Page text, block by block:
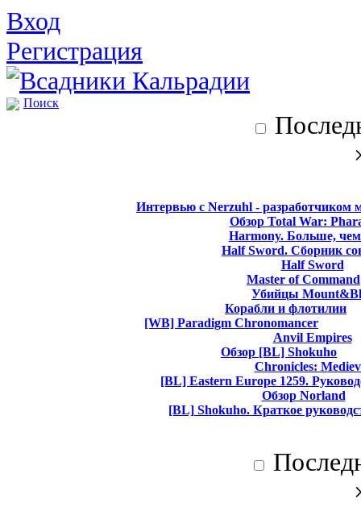
Вход
Регистрация
Поиск
Интервью с Nerzuhl - разработчиком
Обзор Total War:
Harmony. Больше,
Half Sword. Сборник
Half Sword
Master of Command
Убийцы
Корабли и флотилии
[WB] Paradigm Chronomancer
Anvil Empires
Обзор [BL] Shokuho
Chronicles:
[BL] Eastern Europe 1259.
Обзор Norland
[BL] Shokuho. Краткое